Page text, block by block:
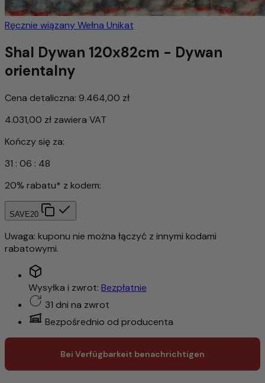
Ręcznie wiązanyWełna Unikat
Shal Dywan 120x82cm - Dywan
orientalny
Cena detaliczna: 9.464,00 zł
4.031,00 zł zawiera VAT
Kończy się za:
31 : 06 : 46
20% rabatu* z kodem:
SAVE20
Uwaga: kuponu nie można łączyć z innymi kodami
rabatowymi.
Wysyłka i zwrot: Bezpłatnie
31 dni na zwrot
Bezpośrednio od producenta
Bei Verfügbarkeit benachrichtigen